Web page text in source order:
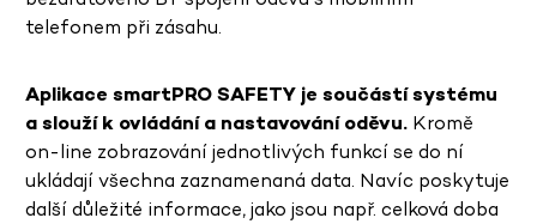
telefonem při zásahu.
Aplikace smartPRO SAFETY je součástí systému
a slouží k ovládání a nastavování oděvu. Kromě
on-line zobrazování jednotlivých funkcí se do ní
ukládají všechna zaznamenaná data. Navíc poskytuje
další důležité informace, jako jsou např. celková doba